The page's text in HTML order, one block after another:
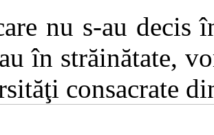
nu s-au decis
în străinătate,
consacrate